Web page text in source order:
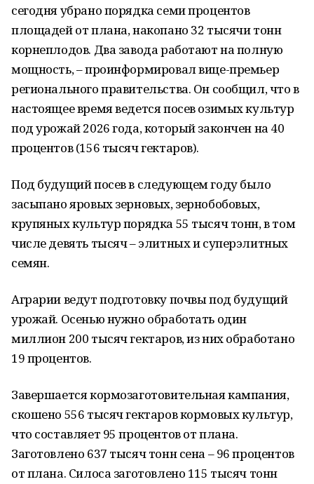
сегодня убрано порядка семи процентов
площадей от плана, накопано 32 тысячи тонн
корнеплодов. Два завода работают на полную
мощность, – проинформировал вице-премьер
регионального правительства. Он сообщил, что в
настоящее время ведется посев озимых культур
под урожай 2026 года, который закончен на 40
процентов (156 тысяч гектаров).
Под будущий посев в следующем году было
засыпано яровых зерновых, зернобобовых,
крупяных культур порядка 55 тысяч тонн, в том
числе девять тысяч – элитных и суперэлитных
семян.
Аграрии ведут подготовку почвы под будущий
урожай. Осенью нужно обработать один
миллион 200 тысяч гектаров, из них обработано
19 процентов.
Завершается кормозаготовительная кампания,
скошено 556 тысяч гектаров кормовых культур,
что составляет 95 процентов от плана.
Заготовлено 637 тысяч тонн сена – 96 процентов
от плана. Силоса заготовлено 115 тысяч тонн